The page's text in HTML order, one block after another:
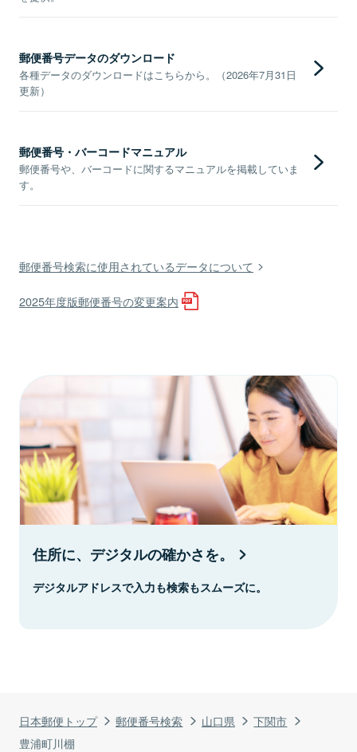
日本郵便トップ 郵便番号検索 山口県
下関市
豊浦町川棚
郵便番号データのダウンロード
各種データのダウンロードはこちらから。（2026年7月31日
更新）
郵便番号・バーコードマニュアル
郵便番号や、バーコードに関するマニュアルを掲載していま
す。
郵便番号検索に使用されているデータについて
2025年度版郵便番号の変更案内
住所に、デジタルの確かさを。
デジタルアドレスで入力も検索もスムーズに。